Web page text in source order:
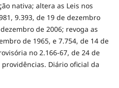
nativa; altera as Leis nos
9.393, de 19 de dezembro
de 2006; revoga as
de 1965, e 7.754, de 14 de
no 2.166-67, de 24 de
Diário oficial da